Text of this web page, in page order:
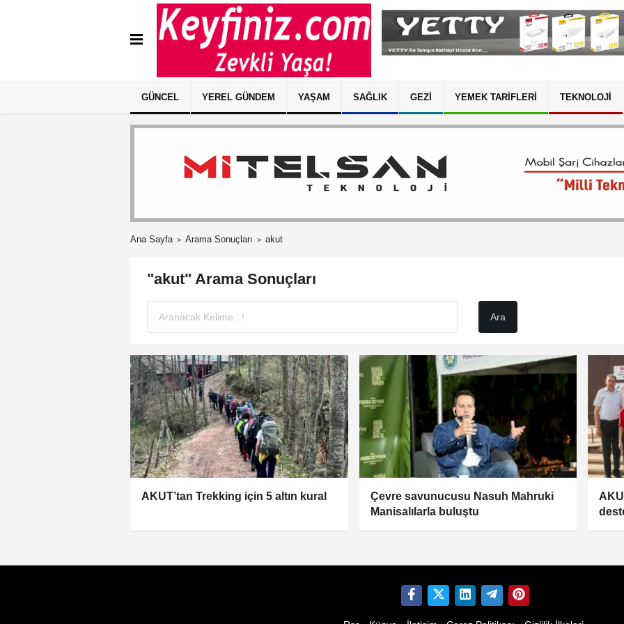
GÜNCEL YEREL GÜNDEM YAŞAM SAĞLIK GEZI YEMEK TARIFLERI TEKNOLOJI
Ana Sayfa Arama Sonuçları akut
"akut" Arama Sonuçları
AKUT’tan Trekking için 5 altın kural
Çevre savunucusu Nasuh Mahruki
Manisalılarla buluştu